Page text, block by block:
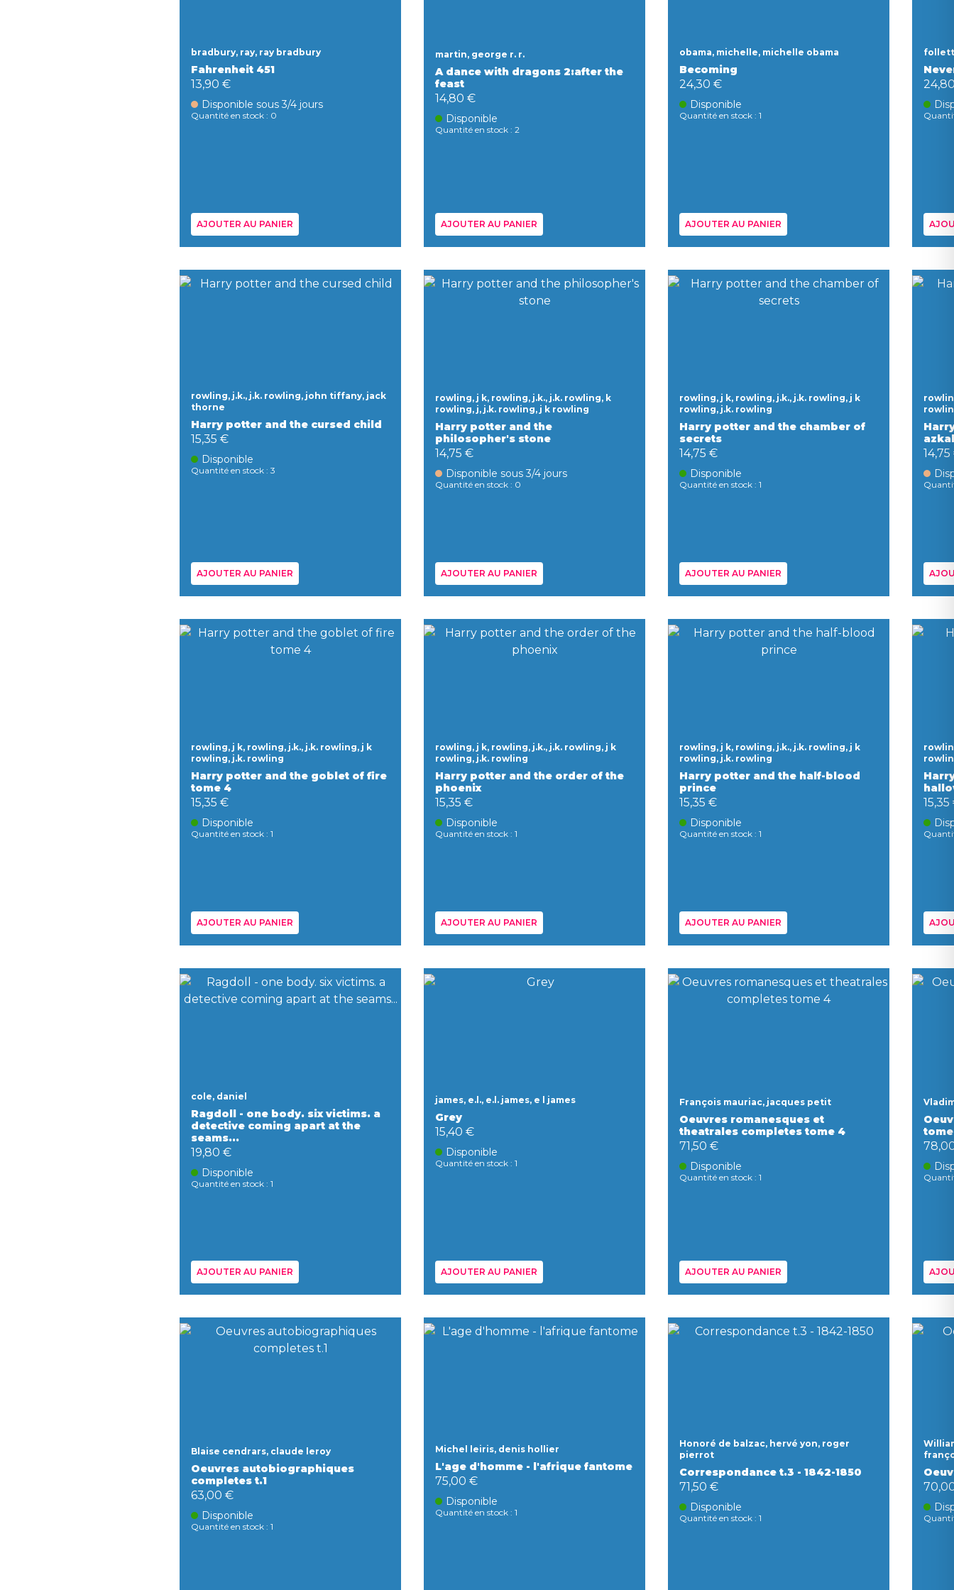
bradbury, ray, ray bradbury
Fahrenheit 451
13,90 €
Disponible sous 3/4 jours
Quantité en stock : 0
AJOUTER AU PANIER
martin, george r. r.
A dance with dragons 2:after the
feast
14,80 €
Disponible
Quantité en stock : 2
AJOUTER AU PANIER
obama, michelle, michelle obama
Becoming
24,30 €
Disponible
Quantité en stock : 1
AJOUTER AU PANIER
rowling, j.k., j.k. rowling, john tiffany, jack
thorne
Harry potter and the cursed child
15,35 €
Disponible
Quantité en stock : 3
AJOUTER AU PANIER
rowling, j k, rowling, j.k., j.k. rowling, k
rowling, j, j.k. rowling, j k rowling
Harry potter and the
philosopher's stone
14,75 €
Disponible sous 3/4 jours
Quantité en stock : 0
AJOUTER AU PANIER
rowling, j k, rowling, j.k., j.k. rowling, j k
rowling, j.k. rowling
Harry potter and the chamber of
secrets
14,75 €
Disponible
Quantité en stock : 1
AJOUTER AU PANIER
rowling, j k, rowling, j.k., j.k. rowling, j k
rowling, j.k. rowling
Harry potter and the goblet of fire
tome 4
15,35 €
Disponible
Quantité en stock : 1
AJOUTER AU PANIER
rowling, j k, rowling, j.k., j.k. rowling, j k
rowling, j.k. rowling
Harry potter and the order of the
phoenix
15,35 €
Disponible
Quantité en stock : 1
AJOUTER AU PANIER
rowling, j k, rowling, j.k., j.k. rowling, j k
rowling, j.k. rowling
Harry potter and the half-blood
prince
15,35 €
Disponible
Quantité en stock : 1
AJOUTER AU PANIER
15,35
cole, daniel
Ragdoll - one body. six victims. a
detective coming apart at the
seams...
19,80 €
Disponible
Quantité en stock : 1
AJOUTER AU PANIER
james, e.l., e.l. james, e l james
Grey
15,40 €
Disponible
Quantité en stock : 1
AJOUTER AU PANIER
François mauriac, jacques petit
Oeuvres romanesques et
theatrales completes tome 4
71,50 €
Disponible
Quantité en stock : 1
AJOUTER AU PANIER
Blaise cendrars, claude leroy
Oeuvres autobiographiques
completes t.1
63,00 €
Disponible
Quantité en stock : 1
Michel leiris, denis hollier
L'age d'homme - l'afrique fantome
75,00 €
Disponible
Quantité en stock : 1
Honoré de balzac, hervé yon, roger
pierrot
Correspondance t.3 - 1842-1850
71,50 €
Disponible
Quantité en stock : 1